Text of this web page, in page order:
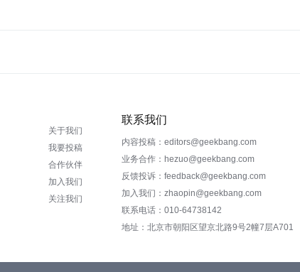
关于我们
我要投稿
合作伙伴
加入我们
关注我们
联系我们
内容投稿：editors@geekbang.com
业务合作：hezuo@geekbang.com
反馈投诉：feedback@geekbang.com
加入我们：zhaopin@geekbang.com
联系电话：010-64738142
地址：北京市朝阳区望京北路9号2幢7层A701